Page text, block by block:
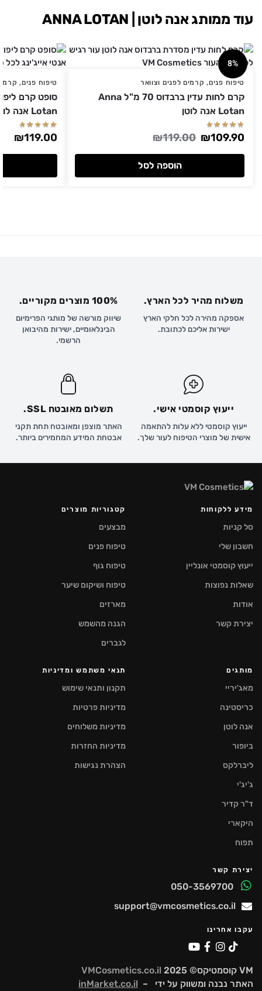
עוד ממותג אנה לוטן | ANNA LOTAN
8%
טיפוח פנים, קרמים לפנים וצוואר
קרם לחות עדין ברבדוס 70 מ"ל Anna
Lotan אנה לוטן
₪119.00 ₪109.90
הוספה לסל
טיפוח פנים,
Lotan אנה לוטן
₪119.00
משלוח מהיר לכל הארץ.
אספקה מהירה לכל חלקי הארץ
ישירות אליכם לכתובת.
100% מוצרים מקוריים.
שיווק מורשה של מותגי הפרימיום
הבינלאומיים, ישירות מהיבואן
הרשמי.
ייעוץ קוסמטי אישי.
ייעוץ קוסמטי ללא עלות להתאמה
אישית של מוצרי הטיפוח לעור שלך.
תשלום מאובטח SSL.
האתר מוצפן ומאובטח תחת תקני
אבטחת המידע המחמירים ביותר.
מידע ללקוחות
סל קניות
חשבון שלי
ייעוץ קוסמטי אונליין
שאלות נפוצות
אודות
יצירת קשר
קטגוריות מוצרים
מבצעים
טיפוח פנים
טיפוח גוף
טיפוח ושיקום שיער
מארזים
הגנה מהשמש
לגברים
מותגים
מאג'יריי
כריסטינה
אנה לוטן
ביופור
ליברלקס
ג'יג'י
ד"ר קדיר
היקארי
תפוח
תנאי משתמש ומדיניות
תקנון ותנאי שימוש
מדיניות פרטיות
מדיניות משלוחים
מדיניות החזרות
הצהרת נגישות
יצירת קשר
support@vmcosmetics.co.il
עקבו אחרינו
VM קוסמטיקס© 2025
VMCosmetics.co.il
האתר נבנה ומשווק על ידי – inMarket.co.il